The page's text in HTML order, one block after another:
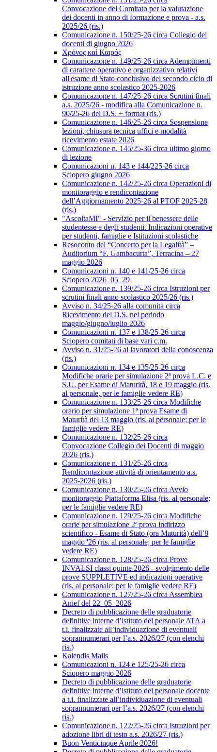
Convocazione del Comitato per la valutazione
dei docenti in anno di formazione e prova - a.s.
2025/26 (ris.)
Comunicazione n. 150/25-26 circa Collegio dei
docenti di giugno 2026
Χρόνος καὶ Καιρός
Comunicazione n. 149/25-26 circa Adempimenti
di carattere operativo e organizzativo relativi
all'esame di Stato conclusivo del secondo ciclo di
istruzione anno scolastico 2025-2026
Comunicazione n. 147/25-26 circa Scrutini finali
a.s. 2025/26 - modifica alla Comunicazione n.
90/25-26 del D.S. + format (ris.)
Comunicazione n. 146/25-26 circa Sospensione
lezioni, chiusura tecnica uffici e modalità
ricevimento estate 2026
Comunicazione n. 145/25-36 circa ultimo giorno
di lezione
Comunicazioni n. 143 e 144/225-26 circa
Sciopero giugno 2026
Comunicazione n. 142/25-26 circa Operazioni di
monitoraggio e rendicontazione
dell’Aggiornamento 2025-26 al PTOF 2025-28
(ris.)
"AscoltaMI" - Servizio per il benessere delle
studentesse e degli studenti. Indicazioni operative
per studenti, famiglie e Istituzioni scolastiche
Resoconto del “Concerto per la Legalità” –
Auditorium “F. Gambacurta”, Terracina – 27
maggio 2026
Comunicazioni n. 140 e 141/25-26 circa
Sciopero 2026_05_29
Comunicazione n. 139/25-26 circa Istruzioni per
scrutini finali anno scolastico 2025/26 (ris.)
Avviso n. 34/25-26 alla comunità circa
Ricevimento del D.S. nel periodo
maggio/giugno/luglio 2026
Comunicazioni n. 137 e 138/25-26 circa
Sciopero comitati di base vari c.m.
Avviso n. 31/25-26 ai lavoratori della conoscenza
(ris.)
Comunicazioni n. 134 e 135/25-26 circa
Modifiche orarie per simulazione 2ª prova L.C. e
S.U. per Esame di Maturità, 18 e 19 maggio (ris.
al personale, per le famiglie vedere RE)
Comunicazione n. 133/25-26 circa Modifiche
orario per simulazione 1ª prova Esame di
Maturità del 13 maggio (ris. al personale; per le
famiglie vedere RE)
Comunicazione n. 132/25-26 circa
Convocazione Collegio dei Docenti di maggio
2026 (ris.)
Comunicazione n. 131/25-26 circa
Rendicontazione attività di orientamento a.s.
2025-2026 (ris.)
Comunicazione n. 130/25-26 circa Avvio
monitoraggio Piattaforma Elisa (ris. al personale;
per le famiglie vedere RE)
Comunicazione n. 129/25-26 circa Modifiche
orarie per simulazione 2ª prova indirizzo
scientifico - Esame di Stato (ora Maturità) dell’8
maggio '26 (ris. al personale; per le famiglie
vedere RE)
Comunicazione n. 128/25-26 circa Prove
INVALSI classi quinte 2026 - svolgimento delle
prove SUPPLETIVE ed indicazioni operative
(ris. al personale; per le famiglie vedere RE)
Comunicazione n. 127/25-26 circa Assemblea
Anief del 22_05_2026
Decreto di pubblicazione delle graduatorie
definitive interne d’istituto del personale ATA a
t.i. finalizzate all’individuazione di eventuali
soprannumerari per l’a.s. 2026/27 (con elenchi
ris.)
Kalendis Maiis
Comunicazioni n. 124 e 125/25-26 circa
Sciopero maggio 2026
Decreto di pubblicazione delle graduatorie
definitive interne d’istituto del personale docente
a t.i. finalizzate all’individuazione di eventuali
soprannumerari per l’a.s. 2026/27 (con elenchi
ris.)
Comunicazione n. 122/25-26 circa Istruzioni per
adozione libri di testo a.s. 2026/27 (ris.)
Buon Venticinque Aprile 2026!